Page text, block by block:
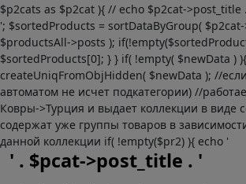
$p2cats as $p2cat ){ // echo $p2cat->post_title
'; $sortedProducts = sortDataByGroup(
$productsAll->posts );
$sortedProducts[0]; } } if( !empty( $newData )
createUniqFromObjHidden( $newData ); //
автоматом не исчет подкатегории) //
Ковры->Турция и выдает коллекции в виде
содержат уже группы товаров в
данной коллекции if( !empty($pr2) ){ echo '
' . $pcat->post_title . '